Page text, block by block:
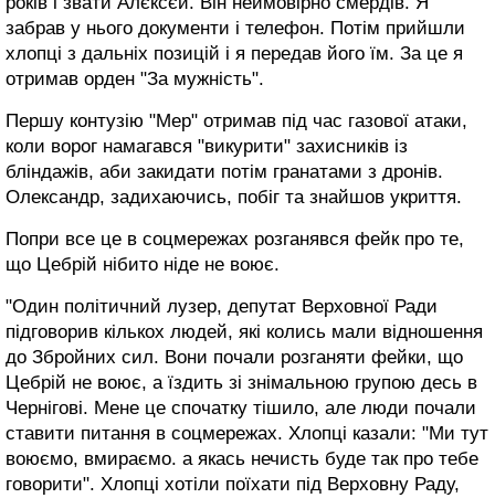
забрав у нього документи і телефон. Потім прийшли
хлопці з дальніх позицій і я передав його їм. За це я
отримав орден "За мужність".
Першу контузію "Мер" отримав під час газової атаки,
коли ворог намагався "викурити" захисників із
бліндажів, аби закидати потім гранатами з дронів.
Олександр, задихаючись, побіг та знайшов укриття.
Попри все це в соцмережах розганявся фейк про те,
що Цебрій нібито ніде не воює.
"Один політичний лузер, депутат Верховної Ради
підговорив кількох людей, які колись мали відношення
до Збройних сил. Вони почали розганяти фейки, що
Цебрій не воює, а їздить зі знімальною групою десь в
Чернігові. Мене це спочатку тішило, але люди почали
ставити питання в соцмережах. Хлопці казали: "Ми тут
воюємо, вмираємо. а якась нечисть буде так про тебе
говорити". Хлопці хотіли поїхати під Верховну Раду,